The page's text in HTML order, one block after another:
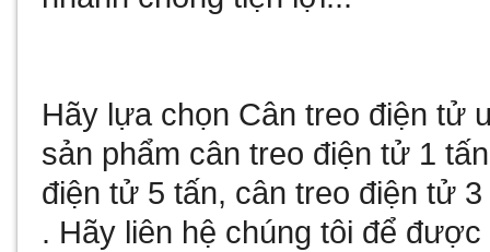
Hãy lựa chọn Cân treo điện tử
sản phẩm cân treo điện tử 1 tấn
điện tử 5 tấn, cân treo điện tử 3
. Hãy liên hệ chúng tôi để